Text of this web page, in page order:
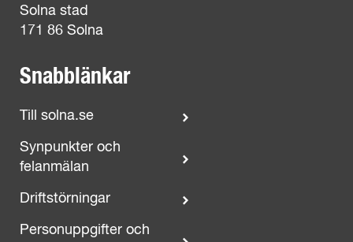
Solna stad
171 86 Solna
Snabblänkar
Till solna.se
Synpunkter och
felanmälan
Driftstörningar
Personuppgifter och